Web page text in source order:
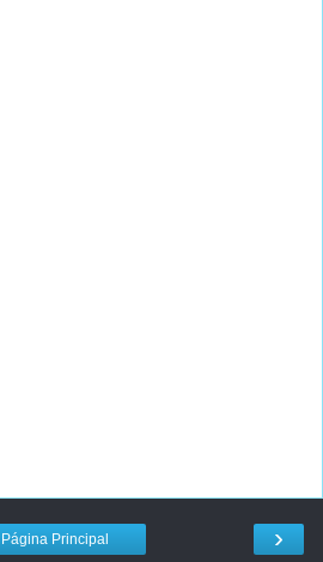
›
Página Principal